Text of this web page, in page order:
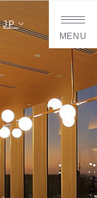
JP
MENU